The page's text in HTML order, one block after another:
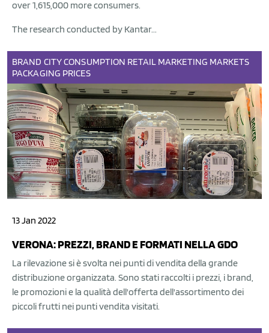
over 1,615,000 more consumers.
The research conducted by Kantar...
BRAND CITYCONSUMPTION RETAIL MARKETING MARKETS
PACKAGING PRICES
13 Jan 2022
VERONA: PREZZI, BRAND E FORMATI NELLA GDO
La rilevazione si è svolta nei punti di vendita della grande
distribuzione organizzata. Sono stati raccolti i prezzi, i brand,
le promozioni e la qualità dell'offerta dell'assortimento dei
piccoli frutti nei punti vendita visitati.